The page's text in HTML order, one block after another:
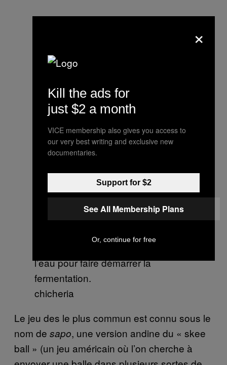
Le maïs est moulu et mélangé à de
l’eau pour faire démarrer la
fermentation.
chicheria
Le jeu des le plus commun est connu sous le
nom de sapo, une version andine du « skee
ball » (un jeu américain où l’on cherche à
×
Kill the ads for
just $2 a month
VICE membership also gives you access to
our very best writing and exclusive new
documentaries.
Support for $2
See All Membership Plans
Or, continue for free